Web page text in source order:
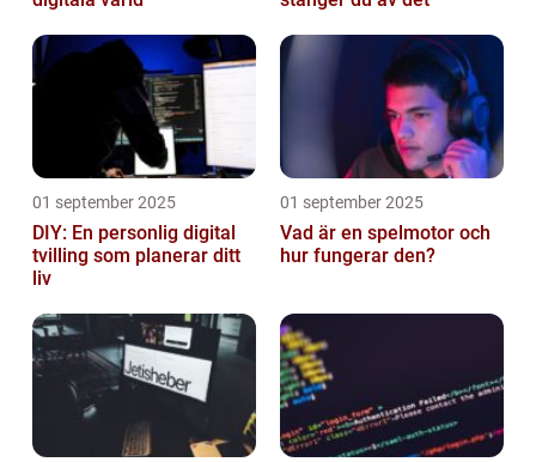
01 september 2025
DIY: En personlig digital
tvilling som planerar ditt
liv
01 september 2025
Vad är en spelmotor och
hur fungerar den?